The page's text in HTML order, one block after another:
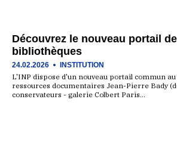
Découvrez le nouveau portail
bibliothèques
24.02.2026 INSTITUTION
L'INP dispose d'un nouveau portail commun
ressources documentaires Jean-Pierre Bady
conservateurs - galerie Colbert Paris…